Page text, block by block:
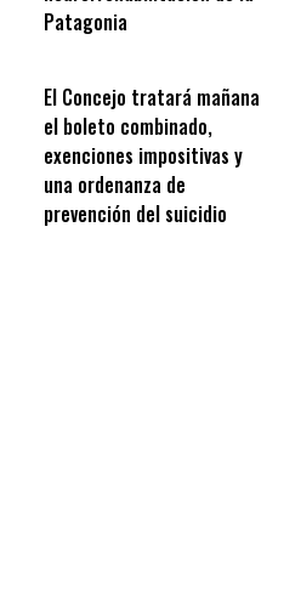
Patagonia
El Concejo tratará mañana
el boleto combinado,
exenciones impositivas y
una ordenanza de
prevención del suicidio